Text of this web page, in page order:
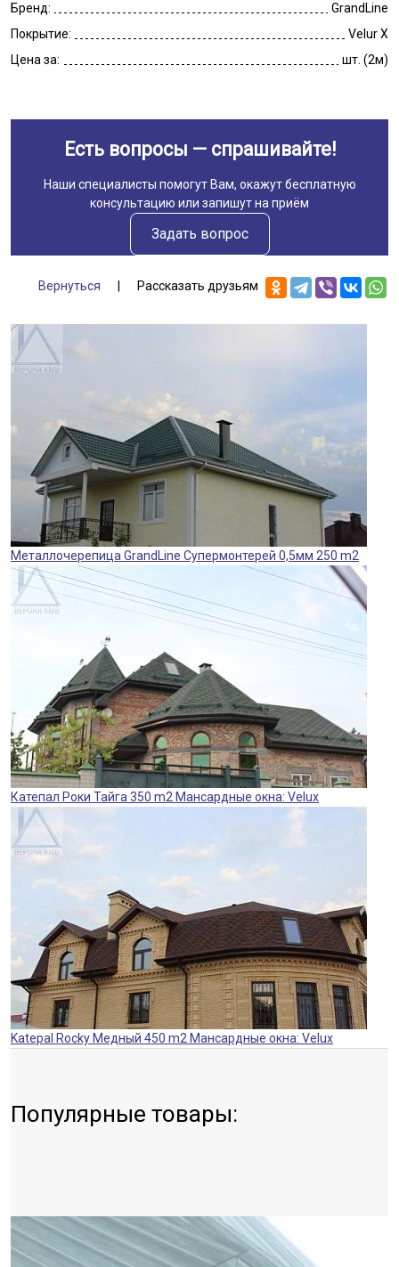
Бренд:
GrandLine
Покрытие:
Velur X
Цена за:
шт. (2м)
Есть вопросы — спрашивайте!
Наши специалисты помогут Вам, окажут бесплатную
консультацию или запишут на приём
Задать вопрос
Вернуться Рассказать друзьям
Галерея
Металлочерепица GrandLine Супермонтерей 0,5мм 250 m2
Катепал Роки Тайга 350 m2 Мансардные окна: Velux
Katepal Rocky Медный 450 m2 Мансардные окна: Velux
Популярные товары: